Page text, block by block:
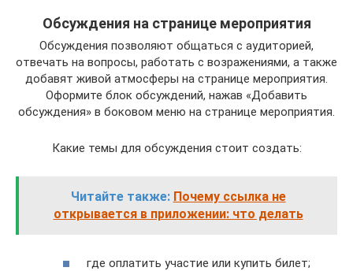
Обсуждения на странице мероприятия
Обсуждения позволяют общаться с аудиторией,
отвечать на вопросы, работать с возражениями, а также
добавят живой атмосферы на странице мероприятия.
Оформите блок обсуждений, нажав «Добавить
обсуждения» в боковом меню на странице мероприятия.
Какие темы для обсуждения стоит создать:
Читайте также: Почему ссылка не
открывается в приложении: что делать
где оплатить участие или купить билет;